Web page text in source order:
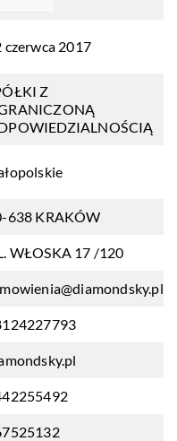
czerwca 2017
Z
638 KRAKÓW
WŁOSKA 17 /120